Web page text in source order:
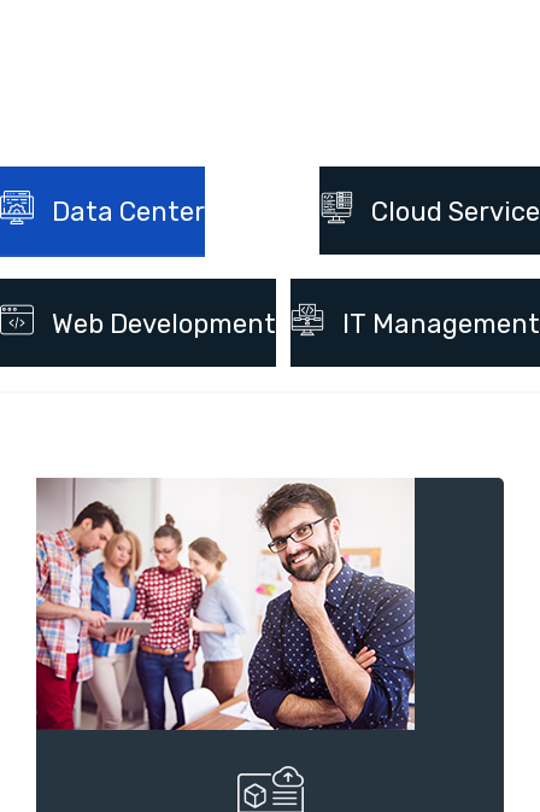
Data Center Cloud Service
Web Development IT Management